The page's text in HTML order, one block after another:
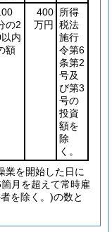
の2
内
額
400
万円
所得
税法
施行
令第6
条第2
号及
び第3
号の
投資
額を
除
く。
業を開始した日に
月を超えて常時雇
を除く。)の数と